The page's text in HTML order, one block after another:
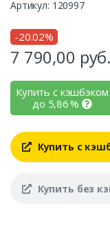
Артикул: 120997
-20.02%
7 790,00 руб.
Купить с кэшбэком
до 5,86%
Купить с
Купить без